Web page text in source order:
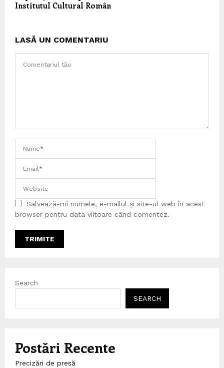
Institutul Cultural Român
LASĂ UN COMENTARIU
Salvează-mi numele, e-mailul și site-ul web în acest
browser pentru data viitoare când comentez.
Search
SEARCH
Postări Recente
Precizări de presă